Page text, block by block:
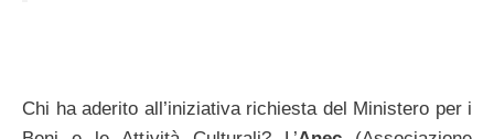
Chi ha aderito all’iniziativa richiesta del Ministero per i